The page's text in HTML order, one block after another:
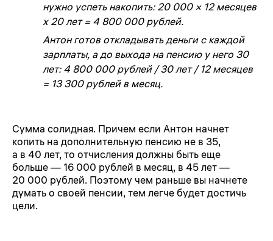
нужно успеть накопить: 20 000 × 12 месяцев
x 20 лет = 4 800 000 рублей.
Антон готов откладывать деньги с каждой
зарплаты, а до выхода на пенсию у него 30
лет: 4 800 000 рублей / 30 лет / 12 месяцев
= 13 300 рублей в месяц.
Сумма солидная. Причем если Антон начнет
копить на дополнительную пенсию не в 35,
а в 40 лет, то отчисления должны быть еще
больше — 16 000 рублей в месяц, в 45 лет —
20 000 рублей. Поэтому чем раньше вы начнете
думать о своей пенсии, тем легче будет достичь
цели.